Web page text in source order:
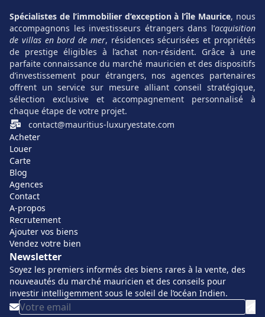
Le marché local est particulièrement attractif pour
plusieurs raisons :
Un cadre naturel protégéet des plages préservées
dont la plage de Bain Boeuf, idéale pour les familles.
Un climat tropical doux et agréable toute l’année,
parfait pour ceux qui cherchent une résidence secondaire
ou permanente.
Une forte demande
valorisation à moyen et long terme.
L’accessibilité à des services et
infrastructures
internationales et les cliniques spécialisées.
Alors que la zone évolue doucement tout en conservant sa
tranquillité, elle offre une rare combinaison entre
authenticité mauricienne et confort contemporain.
Villas de luxe à vendre à Cap Malheureux :
prestations exceptionnelles et styles variés
Spécialistes de l’immobilier d’exception à l’île Maurice, nous
accompagnons les investisseurs étrangers dans l’acquisition
de villas en bord de mer, résidences sécurisées et propriétés
de prestige éligibles à l’achat non-résident. Grâce à une
parfaite connaissance du marché mauricien et des dispositifs
d’investissement pour étrangers, nos agences partenaires
offrent un service sur mesure alliant conseil stratégique,
sélection exclusive et accompagnement personnalisé à
chaque étape de votre projet.
contact@mauritius-luxuryestate.com
Acheter
Louer
Carte
Blog
Agences
Contact
A-propos
Recrutement
Ajouter vos biens
Vendez votre bien
Newsletter
Soyez les premiers informés des biens rares à la vente, des
nouveautés du marché mauricien et des conseils pour
investir intelligemment sous le soleil de l’océan Indien.